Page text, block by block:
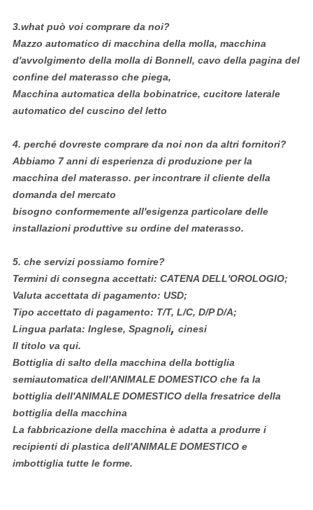
3.what può voi comprare da noi?
Mazzo automatico di macchina della molla, macchina
d'avvolgimento della molla di Bonnell, cavo della pagina del
confine del materasso che piega,
Macchina automatica della bobinatrice, cucitore laterale
automatico del cuscino del letto
4. perché dovreste comprare da noi non da altri fornitori?
Abbiamo 7 anni di esperienza di produzione per la
macchina del materasso. per incontrare il cliente della
domanda del mercato
bisogno conformemente all'esigenza particolare delle
installazioni produttive su ordine del materasso.
5. che servizi possiamo fornire?
Termini di consegna accettati: CATENA DELL'OROLOGIO;
Valuta accettata di pagamento: USD;
Tipo accettato di pagamento: T/T, L/C, D/P D/A;
Lingua parlata: Inglese, Spagnoli, cinesi
Il titolo va qui.
Bottiglia di salto della macchina della bottiglia
semiautomatica dell'ANIMALE DOMESTICO che fa la
bottiglia dell'ANIMALE DOMESTICO della fresatrice della
bottiglia della macchina
La fabbricazione della macchina è adatta a produrre i
recipienti di plastica dell'ANIMALE DOMESTICO e
imbottiglia tutte le forme.